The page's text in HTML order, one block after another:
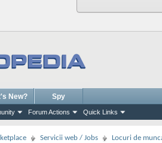
Forum Actions Quick Links
New? Spy
Servicii web / Jobs Locuri de